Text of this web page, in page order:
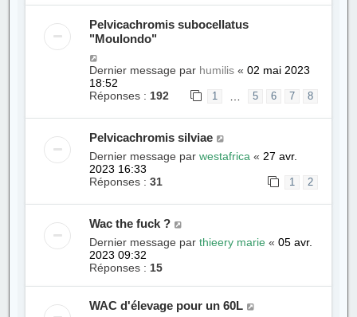
Pelvicachromis subocellatus
"Moulondo"
Dernier message par humilis «02 mai 2023
18:52
Réponses : 192 1 … 5 6 7 8
Pelvicachromis silviae
Dernier message parwestafrica «27 avr.
2023 16:33
Réponses :31 1 2
Wac the fuck ?
Dernier message parthieery marie «05 avr.
2023 09:32
Réponses :15
WAC d'élevage pour un 60L